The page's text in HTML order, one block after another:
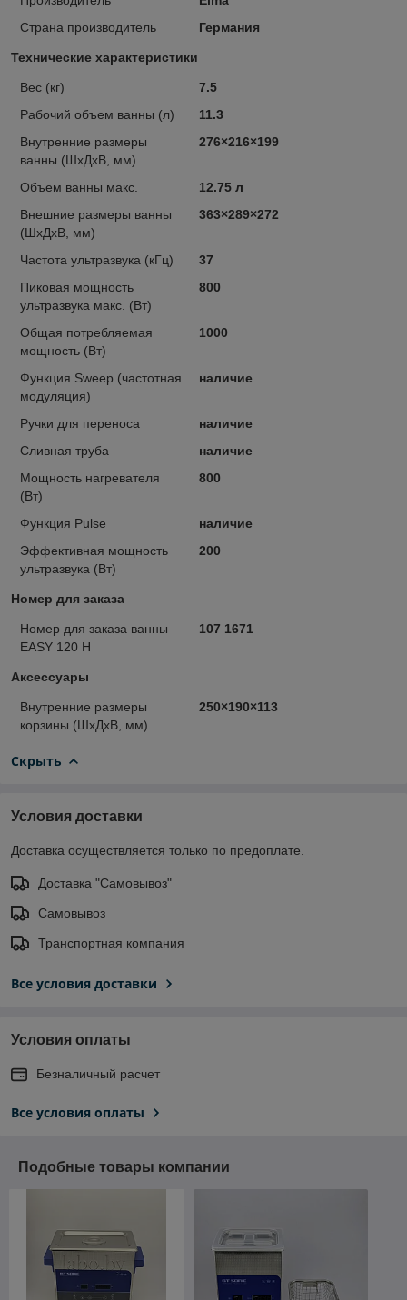
Страна производитель
Германия
Технические характеристики
Вес (кг)
7.5
Рабочий объем ванны (л)
11.3
Внутренние размеры
ванны (ШxДxВ, мм)
276×216×199
Объем ванны макс.
12.75 л
Внешние размеры ванны
(ШxДxВ, мм)
363×289×272
Частота ультразвука (кГц)
37
Пиковая мощность
ультразвука макс. (Вт)
800
Общая потребляемая
мощность (Вт)
1000
Функция Sweep (частотная
модуляция)
наличие
Ручки для переноса
наличие
Сливная труба
наличие
Мощность нагревателя
(Вт)
800
Функция Pulse
наличие
Эффективная мощность
ультразвука (Вт)
200
Номер для заказа
Номер для заказа ванны
EASY 120 H
107 1671
Аксессуары
Внутренние размеры
корзины (ШxДxВ, мм)
250×190×113
Скрыть
Условия доставки
Доставка осуществляется только по предоплате.
Доставка "Самовывоз"
Самовывоз
Транспортная компания
Все условия доставки
Условия оплаты
Безналичный расчет
Все условия оплаты
Подобные товары компании